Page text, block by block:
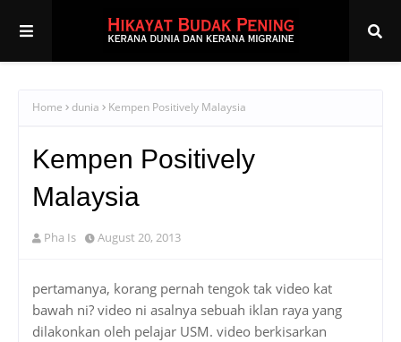
Home dunia Kempen Positively Malaysia
Kempen Positively
Malaysia
Pha Is August 20, 2013
pertamanya, korang pernah tengok tak video kat
bawah ni? video ni asalnya sebuah iklan raya yang
dilakonkan oleh pelajar USM. video berkisarkan